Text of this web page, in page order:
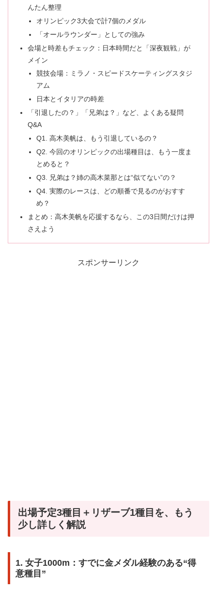
んたん整理
オリンピック3大会で計7個のメダル
「オールラウンダー」としての強み
会場と時差もチェック：日本時間だと「深夜観戦」が
メイン
競技会場：ミラノ・スピードスケーティングスタジ
アム
日本とイタリアの時差
「引退したの？」「兄弟は？」など、よくある疑問
Q&A
Q1. 高木美帆は、もう引退しているの？
Q2. 今回のオリンピックの出場種目は、もう一度ま
とめると？
Q3. 兄弟は？姉の高木菜那とは“似てない”の？
Q4. 実際のレースは、どの順番で見るのがおすす
め？
まとめ：高木美帆を応援するなら、この3日間だけは押
さえよう
スポンサーリンク
出場予定3種目＋リザーブ1種目を、もう
少し詳しく解説
1. 女子1000m：すでに金メダル経験のある“得
意種目”